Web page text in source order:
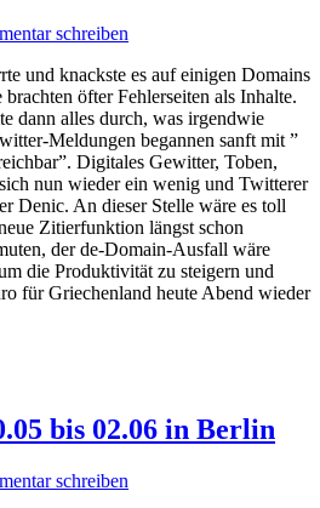
schreiben
und knackste es auf einigen Domains
öfter Fehlerseiten als Inhalte.
dann alles durch, was irgendwie
Meldungen begannen sanft mit ”
Digitales Gewitter, Toben,
nun wieder ein wenig und Twitterer
Denic. An dieser Stelle wäre es toll
Zitierfunktion längst schon
der de-Domain-Ausfall wäre
die Produktivität zu steigern und
für Griechenland heute Abend wieder
bis 02.06 in Berlin
schreiben